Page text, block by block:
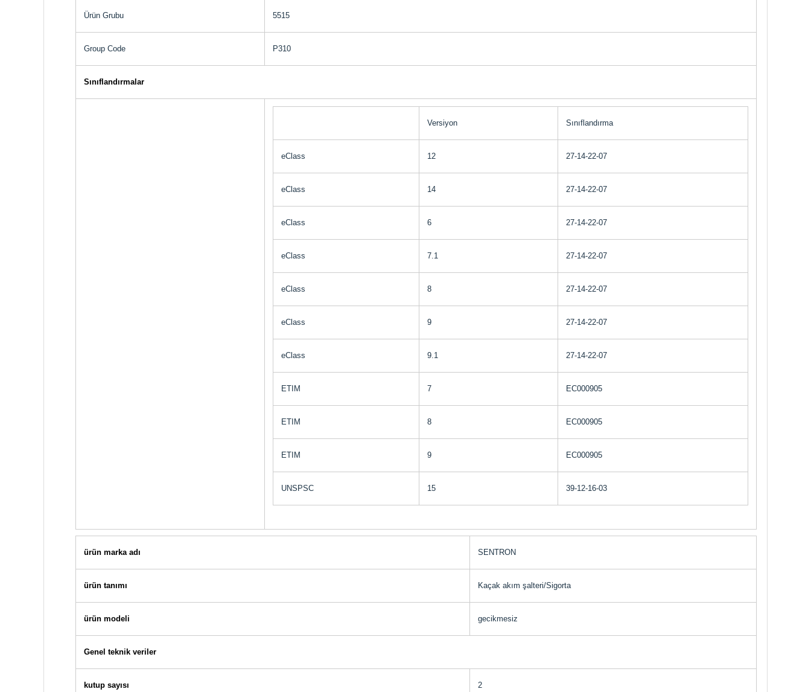
Ürün Grubu 5515
Group Code P310
Sınıflandırmalar
Versiyon Sınıflandırma
eClass 12 27-14-22-07
eClass 14 27-14-22-07
eClass 6 27-14-22-07
eClass 7.1 27-14-22-07
eClass 8 27-14-22-07
eClass 9 27-14-22-07
eClass 9.1 27-14-22-07
ETIM 7 EC000905
ETIM 8 EC000905
ETIM 9 EC000905
UNSPSC 15 39-12-16-03
ürün marka adı SENTRON
ürün tanımı Kaçak akım şalteri/Sigorta
ürün modeli gecikmesiz
Genel teknik veriler
kutup sayısı 2